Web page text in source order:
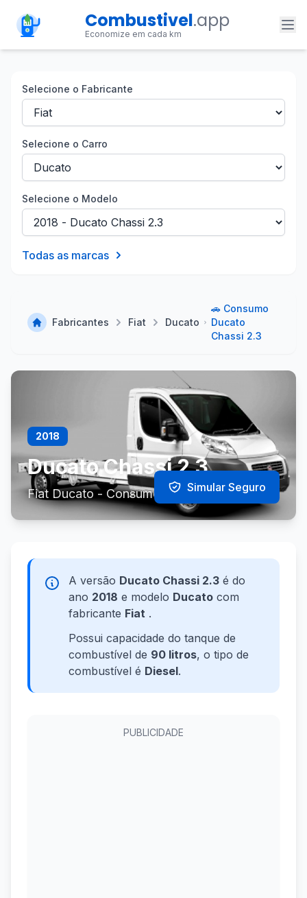
Combustivel.app
Economize em cada km
Selecione o Fabricante
Selecione o Carro
Selecione o Modelo
Todas as marcas
Fabricantes Fiat Ducato
🚗 Consumo
Ducato
Chassi 2.3
2018
Ducato Chassi 2.3
Fiat Ducato - Consumo e Especificações
Simular Seguro
A versão Ducato Chassi 2.3 é do
ano 2018 e modelo Ducato com
fabricante Fiat .
Possui capacidade do tanque de
combustível de 90 litros, o tipo de
combustível é Diesel.
PUBLICIDADE